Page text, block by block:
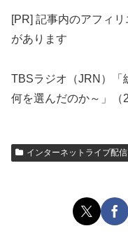
[PR] 記事内のアフィ
があります
TBSラジオ（JRN）「
何を選んだのか～」（
インターネットライブ配